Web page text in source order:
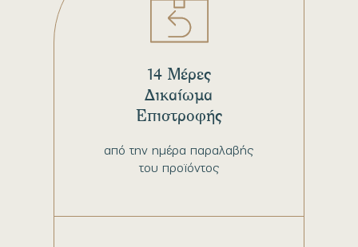
από την ημέρα παραλαβής
του προϊόντος
14 Μέρες
Δικαίωμα
Επιστροφής